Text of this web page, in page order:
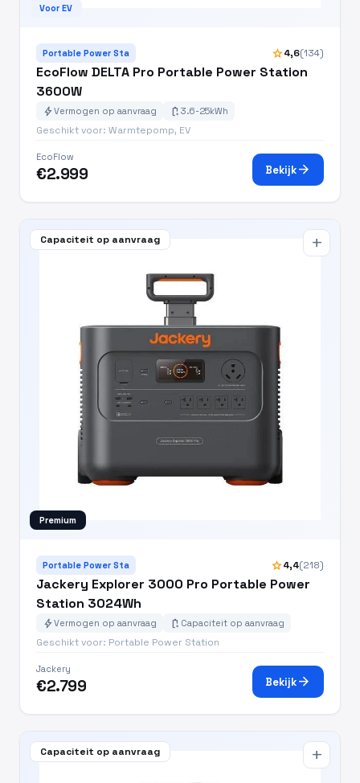
Voor EV
Portable Power Sta star4,6(134)
EcoFlow DELTA Pro Portable Power Station
3600W
boltVermogen op aanvraag battery_charging_full 3.6-25kWh
Geschikt voor: Warmtepomp, EV
EcoFlow
€2.999 Bekijkarrow_forward
Capaciteit op aanvraag
Premium
add
Portable Power Sta star4,4(218)
Jackery Explorer 3000 Pro Portable Power
Station 3024Wh
boltVermogen op aanvraag battery_charging_full Capaciteit op aanvraag
Geschikt voor: Portable Power Station
Jackery
€2.799 Bekijkarrow_forward
Capaciteit op aanvraag add